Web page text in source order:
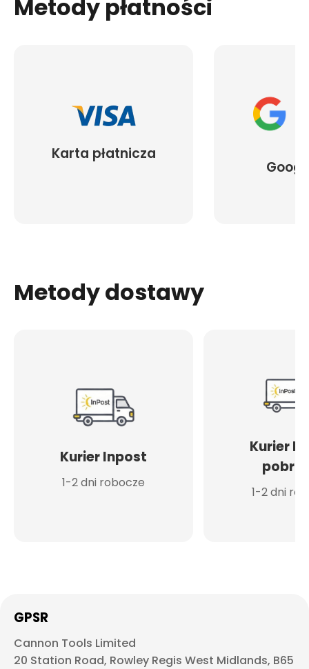
Metody płatności
Karta płatnicza
Metody dostawy
Kurier Inpost
1-2 dni robocze
Kurier
1-2 dni
GPSR
Cannon Tools Limited
20 Station Road, Rowley Regis West Midlands, B65